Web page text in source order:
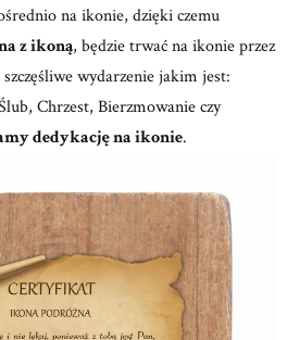
na ikonie, dzięki czemu
z ikoną, będzie trwać na ikonie przez
wydarzenie jakim jest:
Chrzest, Bierzmowanie czy
dedykację na ikonie.